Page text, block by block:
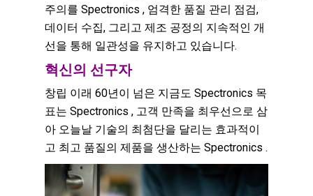
주의를 Spectronics , 엄격한 품질 관리 점검,
데이터 수집, 그리고 제조 공정의 지속적인 개
선을 통해 일관성을 유지하고 있습니다.
혁신의 선구자
창립 이래 60년이 넘은 지금도 Spectronics 목
표는 Spectronics , 고객 만족을 최우선으로 삼
아 오늘날 기술의 최첨단을 달리는 효과적이
고 최고 품질의 제품을 생산하는 Spectronics .